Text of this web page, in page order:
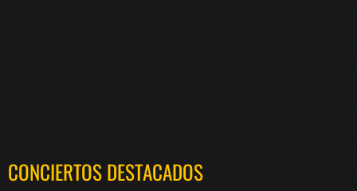
CONCIERTOS DESTACADOS